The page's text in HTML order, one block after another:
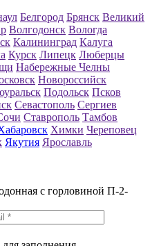
Белгород Брянск Великий
Волгодонск Вологда
Калининград Калуга
Курск Липецк Люберцы
Набережные Челны
Новороссийск
Подольск Псков
Севастополь Сергиев
Ставрополь Тамбов
Химки Череповец
Якутия Ярославль
с горловиной П-2-